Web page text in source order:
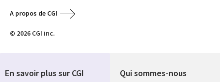
A propos de CGI
© 2026 CGI inc.
Qui sommes-nous
En savoir plus sur CGI